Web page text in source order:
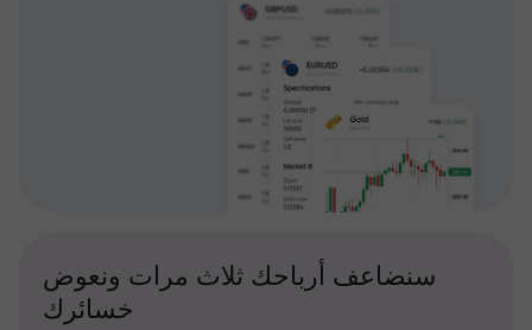
سنضاعف أرباحك ثلاث مرات ونعوض
خسائرك